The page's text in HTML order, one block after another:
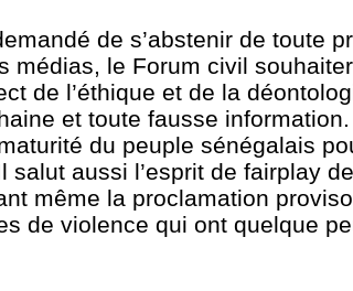
de s’abstenir de toute
médias, le Forum civil
de l’éthique et de la
et toute fausse information.
du peuple sénégalais
aussi l’esprit de fairplay
même la proclamation
de violence qui ont quelque